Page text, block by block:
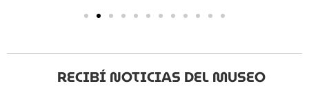
RECIBÍ NOTICIAS DEL MUSEO